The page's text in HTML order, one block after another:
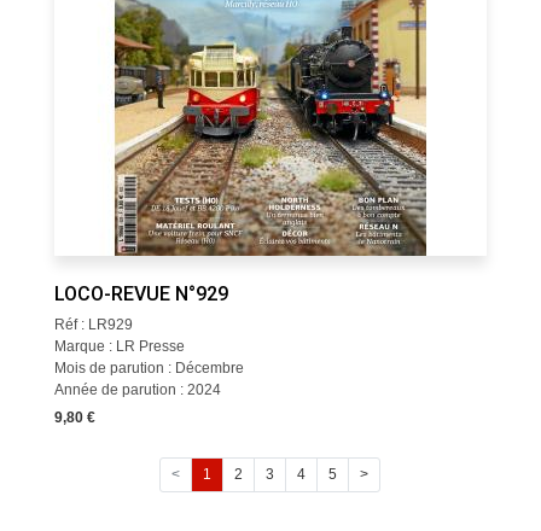
LOCO-REVUE N°929
Réf : LR929
Marque : LR Presse
Mois de parution : Décembre
Année de parution : 2024
9,80 €
< 1 2 3 4 5 >